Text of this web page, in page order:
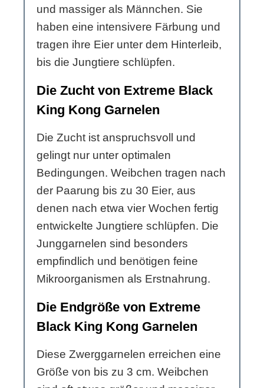
und massiger als Männchen. Sie
haben eine intensivere Färbung und
tragen ihre Eier unter dem Hinterleib,
bis die Jungtiere schlüpfen.
Die Zucht von Extreme Black
King Kong Garnelen
Die Zucht ist anspruchsvoll und
gelingt nur unter optimalen
Bedingungen. Weibchen tragen nach
der Paarung bis zu 30 Eier, aus
denen nach etwa vier Wochen fertig
entwickelte Jungtiere schlüpfen. Die
Junggarnelen sind besonders
empfindlich und benötigen feine
Mikroorganismen als Erstnahrung.
Die Endgröße von Extreme
Black King Kong Garnelen
Diese Zwerggarnelen erreichen eine
Größe von bis zu 3 cm. Weibchen